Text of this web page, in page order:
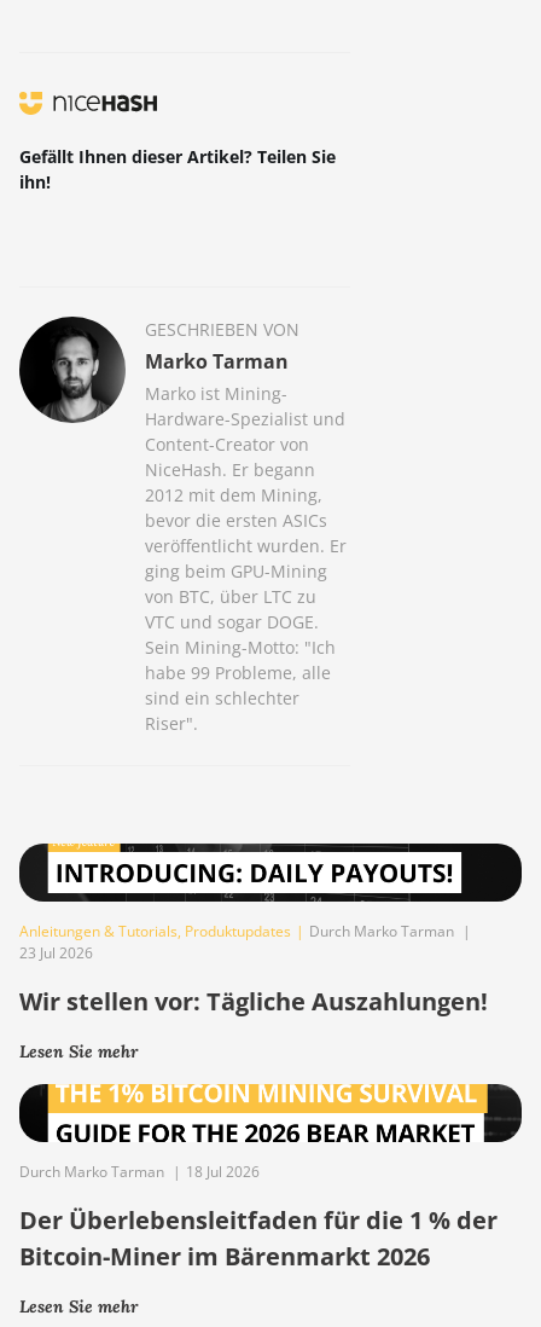
Gefällt Ihnen dieser Artikel? Teilen Sie
ihn!
GESCHRIEBEN VON
Marko Tarman
Marko ist Mining-
Hardware-Spezialist und
Content-Creator von
NiceHash. Er begann
2012 mit dem Mining,
bevor die ersten ASICs
veröffentlicht wurden. Er
ging beim GPU-Mining
von BTC, über LTC zu
VTC und sogar DOGE.
Sein Mining-Motto: "Ich
habe 99 Probleme, alle
sind ein schlechter
Riser".
Anleitungen & Tutorials, Produktupdates | Durch Marko Tarman |
23 Jul 2026
Wir stellen vor: Tägliche Auszahlungen!
Lesen Sie mehr
Durch Marko Tarman | 18 Jul 2026
Der Überlebensleitfaden für die 1 % der
Bitcoin-Miner im Bärenmarkt 2026
Lesen Sie mehr